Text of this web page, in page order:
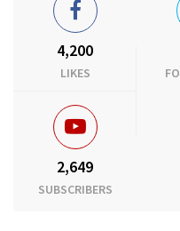
4,200
LIKES
2,649
SUBSCRIBERS